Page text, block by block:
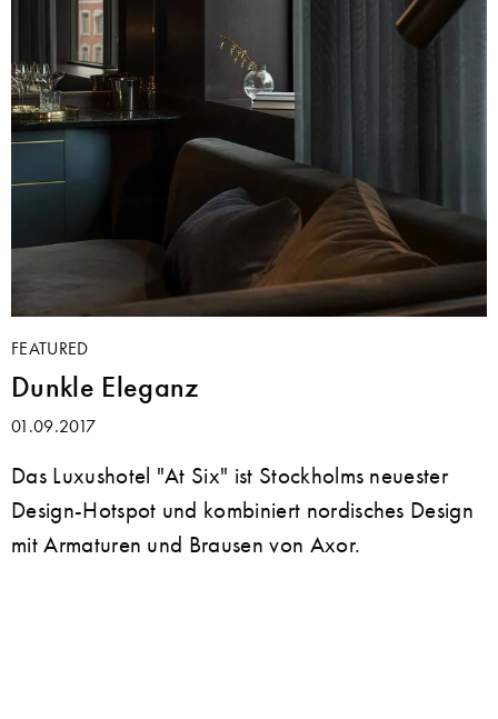
FEATURED
Dunkle Eleganz
01.09.2017
Das Luxushotel "At Six" ist Stockholms neuester
Design-Hotspot und kombiniert nordisches Design
mit Armaturen und Brausen von Axor.